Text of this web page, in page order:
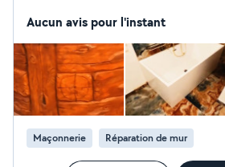
Aucun avis pour l'instant
Maçonnerie Réparation de mur